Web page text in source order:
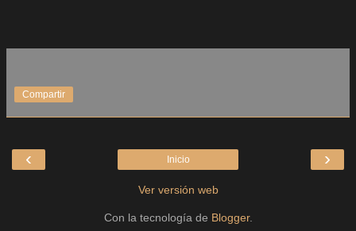
Compartir
‹ ›
Inicio
Ver versión web
Con la tecnología de Blogger.